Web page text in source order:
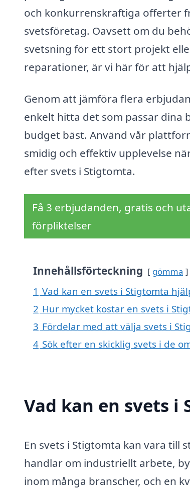
och konkurrenskraftiga offerter
svetsföretag. Oavsett om du
svetsning för ett stort projekt
reparationer, är vi här för att
Genom att jämföra flera
enkelt hitta det som passar dina
budget bäst. Använd vår
smidig och effektiv upplevelse
efter svets i Stigtomta.
Få 3 erbjudanden, gratis och
förpliktelser
Innehållsförteckning gömma
1 Vad kan en svets i Stigtomta
2 Hur mycket kostar en svets i
3 Fördelar med att välja svets i
4 Sök efter en skicklig svets i de
Vad kan en svets
En svets i Stigtomta kan vara till
handlar om industriellt arbete,
inom många branscher, och en